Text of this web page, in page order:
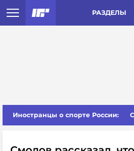
РАЗДЕЛЫ
Иностранцы о спорте России: